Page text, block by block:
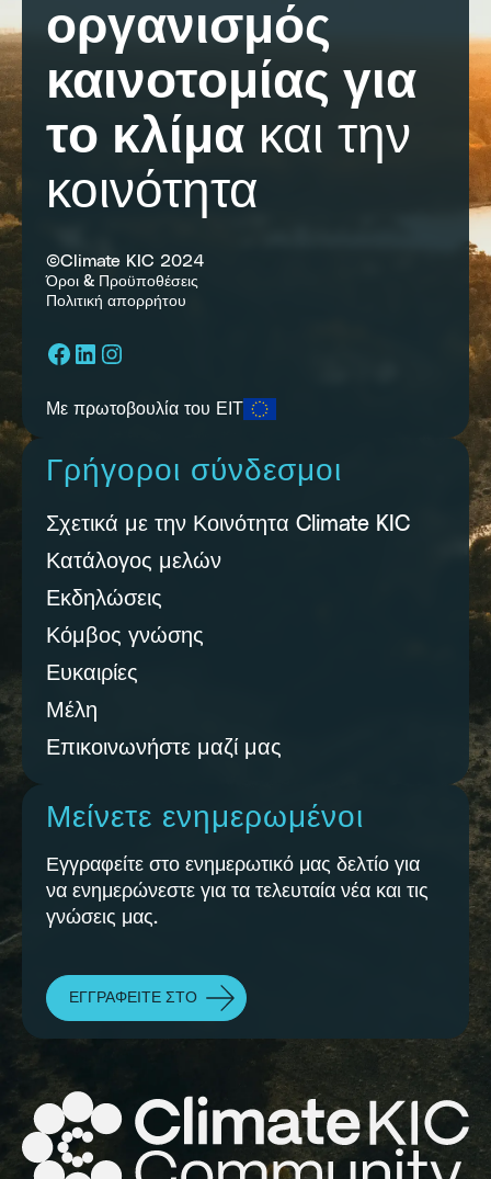
οργανισμός
καινοτομίας για
το κλίμα και την
κοινότητα
©Climate KIC 2024
Όροι & Προϋποθέσεις
Πολιτική απορρήτου
Facebook
LinkedIn
Instagram
Με πρωτοβουλία του ΕΙΤ
Γρήγοροι σύνδεσμοι
Σχετικά με την Κοινότητα Climate KIC
Κατάλογος μελών
Εκδηλώσεις
Κόμβος γνώσης
Ευκαιρίες
Μέλη
Επικοινωνήστε μαζί μας
Μείνετε ενημερωμένοι
Εγγραφείτε στο ενημερωτικό μας δελτίο για
να ενημερώνεστε για τα τελευταία νέα και τις
γνώσεις μας.
ΕΓΓΡΑΦΕΊΤΕ ΣΤΟ